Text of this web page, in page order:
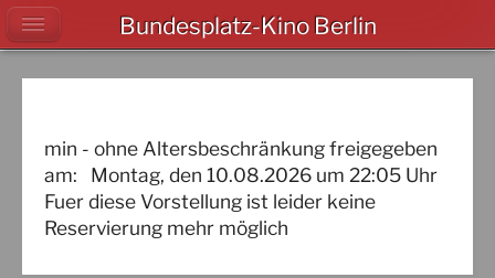
min - ohne Altersbeschränkung freigegeben
am: Montag, den 10.08.2026 um 22:05 Uhr
Fuer diese Vorstellung ist leider keine
Reservierung mehr möglich
Bundesplatz-Kino Berlin